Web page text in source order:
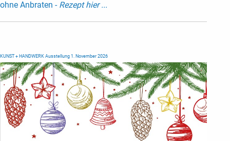
ohne Anbraten - Rezept hier ...
KUNST + HANDWERK Ausstellung 1. November 2026